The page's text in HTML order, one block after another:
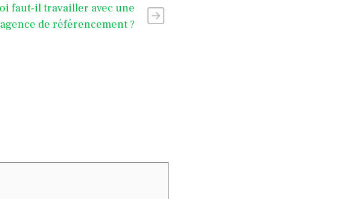
faut-il travailler avec une
agence de référencement ?